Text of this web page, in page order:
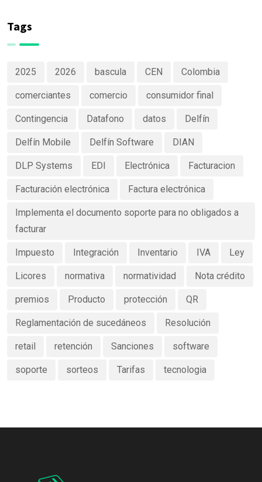
Tags
2025 2026 bascula CEN Colombia
comerciantes comercio consumidor final
Contingencia Datafono datos Delfín
Delfín Mobile Delfín Software DIAN
DLP Systems EDI Electrónica Facturacion
Facturación electrónica Factura electrónica
Implementa el documento soporte para no obligados a
facturar
Impuesto Integración Inventario IVA Ley
Licores normativa normatividad Nota crédito
premios Producto protección QR
Reglamentación de sucedáneos Resolución
retail retención Sanciones software
soporte sorteos Tarifas tecnologia